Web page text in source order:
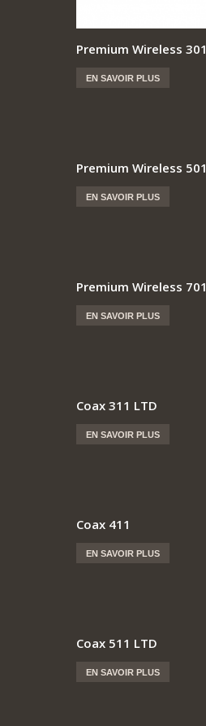
Premium Wireless 301
EN SAVOIR PLUS
Premium Wireless 501
EN SAVOIR PLUS
Premium Wireless 701
EN SAVOIR PLUS
Coax 311 LTD
EN SAVOIR PLUS
Coax 411
EN SAVOIR PLUS
Coax 511 LTD
EN SAVOIR PLUS